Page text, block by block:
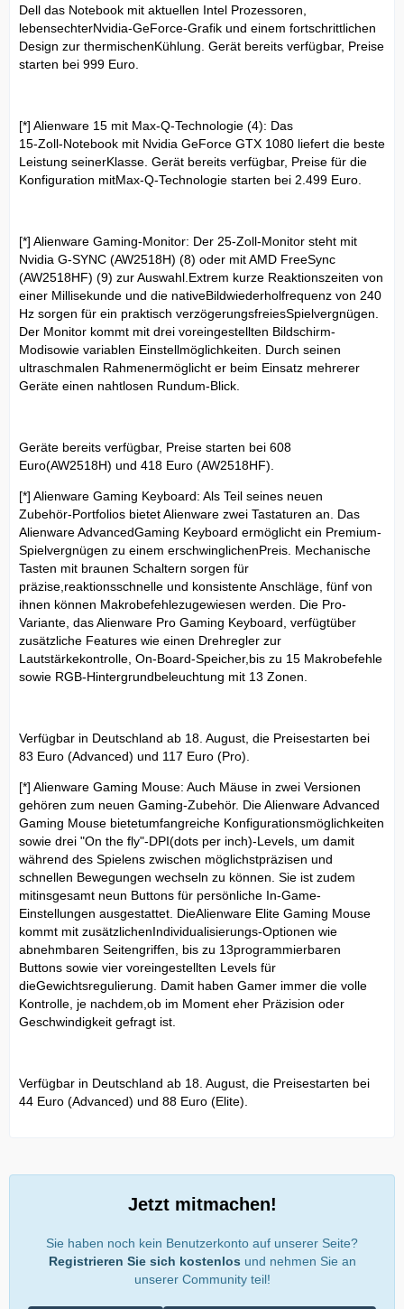
Dell das Notebook mit aktuellen Intel Prozessoren,
lebensechterNvidia-GeForce-Grafik und einem fortschrittlichen
Design zur thermischenKühlung. Gerät bereits verfügbar, Preise
starten bei 999 Euro.
[*] Alienware 15 mit Max-Q-Technologie (4): Das
15-Zoll-Notebook mit Nvidia GeForce GTX 1080 liefert die beste
Leistung seinerKlasse. Gerät bereits verfügbar, Preise für die
Konfiguration mitMax-Q-Technologie starten bei 2.499 Euro.
[*] Alienware Gaming-Monitor: Der 25-Zoll-Monitor steht mit
Nvidia G-SYNC (AW2518H) (8) oder mit AMD FreeSync
(AW2518HF) (9) zur Auswahl.Extrem kurze Reaktionszeiten von
einer Millisekunde und die nativeBildwiederholfrequenz von 240
Hz sorgen für ein praktisch verzögerungsfreiesSpielvergnügen.
Der Monitor kommt mit drei voreingestellten Bildschirm-
Modisowie variablen Einstellmöglichkeiten. Durch seinen
ultraschmalen Rahmenermöglicht er beim Einsatz mehrerer
Geräte einen nahtlosen Rundum-Blick.
Geräte bereits verfügbar, Preise starten bei 608
Euro(AW2518H) und 418 Euro (AW2518HF).
[*] Alienware Gaming Keyboard: Als Teil seines neuen
Zubehör-Portfolios bietet Alienware zwei Tastaturen an. Das
Alienware AdvancedGaming Keyboard ermöglicht ein Premium-
Spielvergnügen zu einem erschwinglichenPreis. Mechanische
Tasten mit braunen Schaltern sorgen für
präzise,reaktionsschnelle und konsistente Anschläge, fünf von
ihnen können Makrobefehlezugewiesen werden. Die Pro-
Variante, das Alienware Pro Gaming Keyboard, verfügtüber
zusätzliche Features wie einen Drehregler zur
Lautstärkekontrolle, On-Board-Speicher,bis zu 15 Makrobefehle
sowie RGB-Hintergrundbeleuchtung mit 13 Zonen.
Verfügbar in Deutschland ab 18. August, die Preisestarten bei
83 Euro (Advanced) und 117 Euro (Pro).
[*] Alienware Gaming Mouse: Auch Mäuse in zwei Versionen
gehören zum neuen Gaming-Zubehör. Die Alienware Advanced
Gaming Mouse bietetumfangreiche Konfigurationsmöglichkeiten
sowie drei "On the fly"-DPI(dots per inch)-Levels, um damit
während des Spielens zwischen möglichstpräzisen und
schnellen Bewegungen wechseln zu können. Sie ist zudem
mitinsgesamt neun Buttons für persönliche In-Game-
Einstellungen ausgestattet. DieAlienware Elite Gaming Mouse
kommt mit zusätzlichenIndividualisierungs-Optionen wie
abnehmbaren Seitengriffen, bis zu 13programmierbaren
Buttons sowie vier voreingestellten Levels für
dieGewichtsregulierung. Damit haben Gamer immer die volle
Kontrolle, je nachdem,ob im Moment eher Präzision oder
Geschwindigkeit gefragt ist.
Verfügbar in Deutschland ab 18. August, die Preisestarten bei
44 Euro (Advanced) und 88 Euro (Elite).
Jetzt mitmachen!
Sie haben noch kein Benutzerkonto auf unserer Seite?
Registrieren Sie sich kostenlos und nehmen Sie an
unserer Community teil!